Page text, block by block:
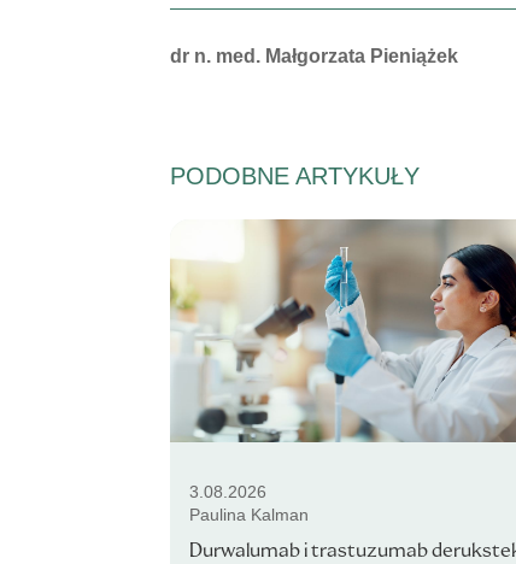
Autorzy:
dr n. med. Małgorzata Pieniążek
PODOBNE ARTYKUŁY
3.08.2026
Paulina Kalman
Durwalumab i trastuzumab